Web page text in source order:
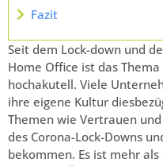
Fazit
Seit dem Lock-down und
Home Office ist das
hochakutell. Viele
ihre eigene Kultur
Themen wie Vertrauen
des Corona-Lock-Downs
bekommen. Es ist mehr